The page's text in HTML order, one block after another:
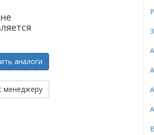
аналоги
менеджеру